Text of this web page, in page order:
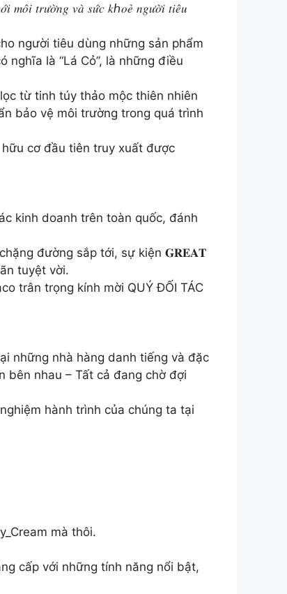
𝑚𝑜̂𝑖 𝑡𝑟𝑢̛𝑜̛̀𝑛𝑔 𝑣𝑎̀ 𝑠𝑢̛́𝑐 𝑘ℎ𝑜𝑒̉ 𝑛𝑔𝑢̛𝑜̛̀𝑖 𝑡𝑖𝑒̂𝑢
người tiêu dùng những sản phẩm
là “Lá Cỏ”, là những điều
từ tinh túy thảo mộc thiên nhiên
bảo vệ môi trường trong quá trình
hữu cơ đầu tiên truy xuất được
kinh doanh trên toàn quốc, đánh
đường sắp tới, sự kiện 𝐆𝐑𝐄𝐀𝐓
tuyệt vời.
trân trọng kính mời QUÝ ĐỐI TÁC
những nhà hàng danh tiếng và đặc
bên nhau – Tất cả đang chờ đợi
hành trình của chúng ta tại
mà thôi.
cấp với những tính năng nổi bật,